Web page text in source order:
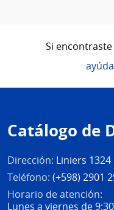
Si
de
página
Catálogo de
Dirección: Liniers
Teléfono: (+598) 2901
Horario de atención:
Lunes a viernes de